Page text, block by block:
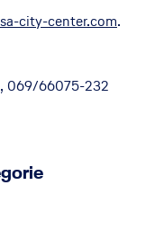
city-center.com.
, 069/66075-232